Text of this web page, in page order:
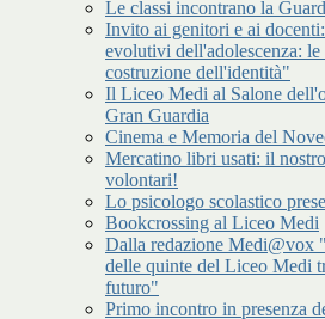
Le classi incontrano la
Invito ai genitori e ai
evolutivi dell'adolescenza:
costruzione dell'identità"
Il Liceo Medi al Salone
Gran Guardia
Cinema e Memoria del
Mercatino libri usati: il
volontari!
Lo psicologo scolastico
Bookcrossing al Liceo Medi
Dalla redazione Medi@vox
delle quinte del Liceo Medi
futuro"
Primo incontro in presenza